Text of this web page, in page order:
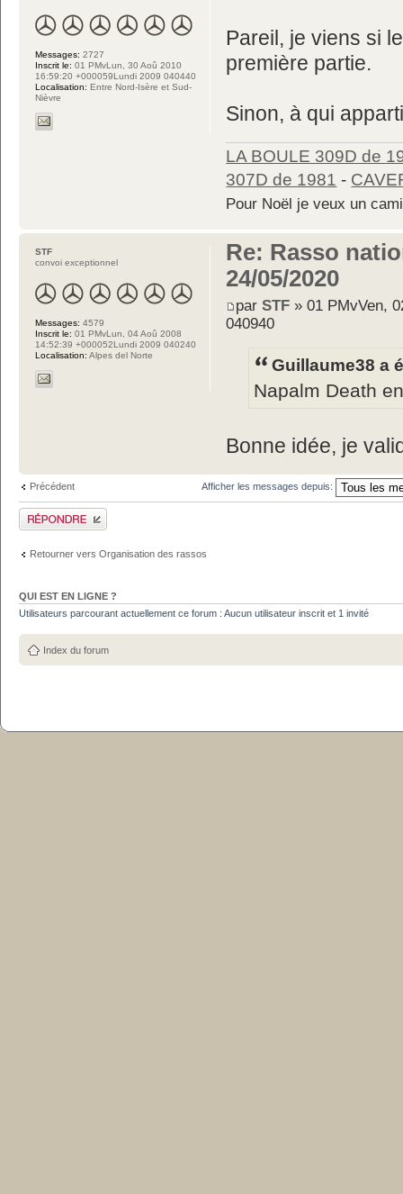
Pareil, je viens si
première partie.
Sinon, à qui
LA BOULE 309D de
307D de 1981 -
Pour Noël je veux un
Messages: 2727
Inscrit le: 01 PMvLun, 30 Aoû 2010
16:59:20 +000059Lundi 2009 040440
Localisation: Entre Nord-Isère et Sud-
Nièvre
Re: Rasso
24/05/2020
parSTF » 01 PMvVen,
040940
Guillaume38 a
Napalm Death
Bonne idée, je
STF
convoi exceptionnel
Messages: 4579
Inscrit le: 01 PMvLun, 04 Aoû 2008
14:52:39 +000052Lundi 2009 040240
Localisation: Alpes del Norte
Précédent Afficher les messages depuis:
Publier une réponse
Retourner vers Organisation des rassos
QUI EST EN LIGNE ?
Utilisateurs parcourant actuellement ce forum : Aucun utilisateur inscrit et 1 invité
Index du forum